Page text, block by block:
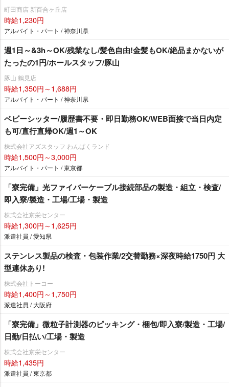
町田商店 新百合ヶ丘店
時給1,230円
アルバイト・パート / 神奈川県
週1日～&3h～OK/残業なし/髪色自由!金髪もOK/絶品まかないが
たったの1円/ホールスタッフ/豚山
豚山 鶴見店
時給1,350円～1,688円
アルバイト・パート / 神奈川県
ベビーシッター/履歴書不要・即日勤務OK/WEB面接で当日内定
も可/直行直帰OK/週1～OK
株式会社アズスタッフ わんぱくランド
時給1,500円～3,000円
アルバイト・パート / 東京都
「寮完備」光ファイバーケーブル接続部品の製造・組立・検査/
即入寮/製造・工場/工場・製造
株式会社京栄センター
時給1,300円～1,625円
派遣社員 / 愛知県
ステンレス製品の検査・包装作業/2交替勤務×深夜時給1750円 大
型連休あり!
株式会社トーコー
時給1,400円～1,750円
派遣社員 / 大阪府
「寮完備」微粒子計測器のピッキング・梱包/即入寮/製造・工場/
日勤/日払い/工場・製造
株式会社京栄センター
時給1,435円
派遣社員 / 東京都